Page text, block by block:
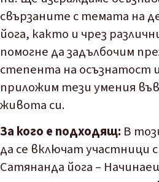
свързаните с темата на
йога, както и чрез
помогне да задълбочим
степента на осъзнатост
приложим тези умения
живота си.
За кого е подходящ: В
да се включат участници
Сатянанда йога –